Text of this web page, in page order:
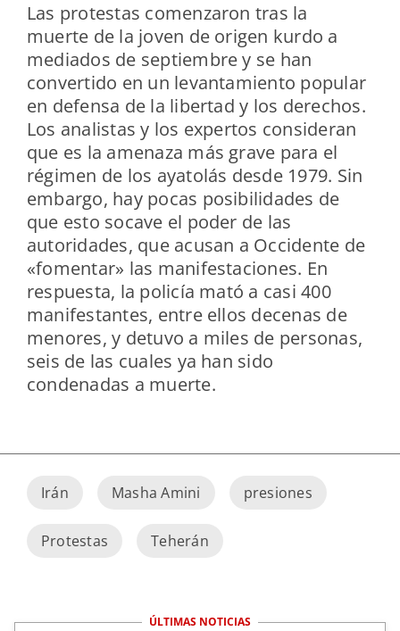
Las protestas comenzaron tras la
muerte de la joven de origen kurdo a
mediados de septiembre y se han
convertido en un levantamiento popular
en defensa de la libertad y los derechos.
Los analistas y los expertos consideran
que es la amenaza más grave para el
régimen de los ayatolás desde 1979. Sin
embargo, hay pocas posibilidades de
que esto socave el poder de las
autoridades, que acusan a Occidente de
«fomentar» las manifestaciones. En
respuesta, la policía mató a casi 400
manifestantes, entre ellos decenas de
menores, y detuvo a miles de personas,
seis de las cuales ya han sido
condenadas a muerte.
Irán Masha Amini presiones
Protestas Teherán
ÚLTIMAS NOTICIAS